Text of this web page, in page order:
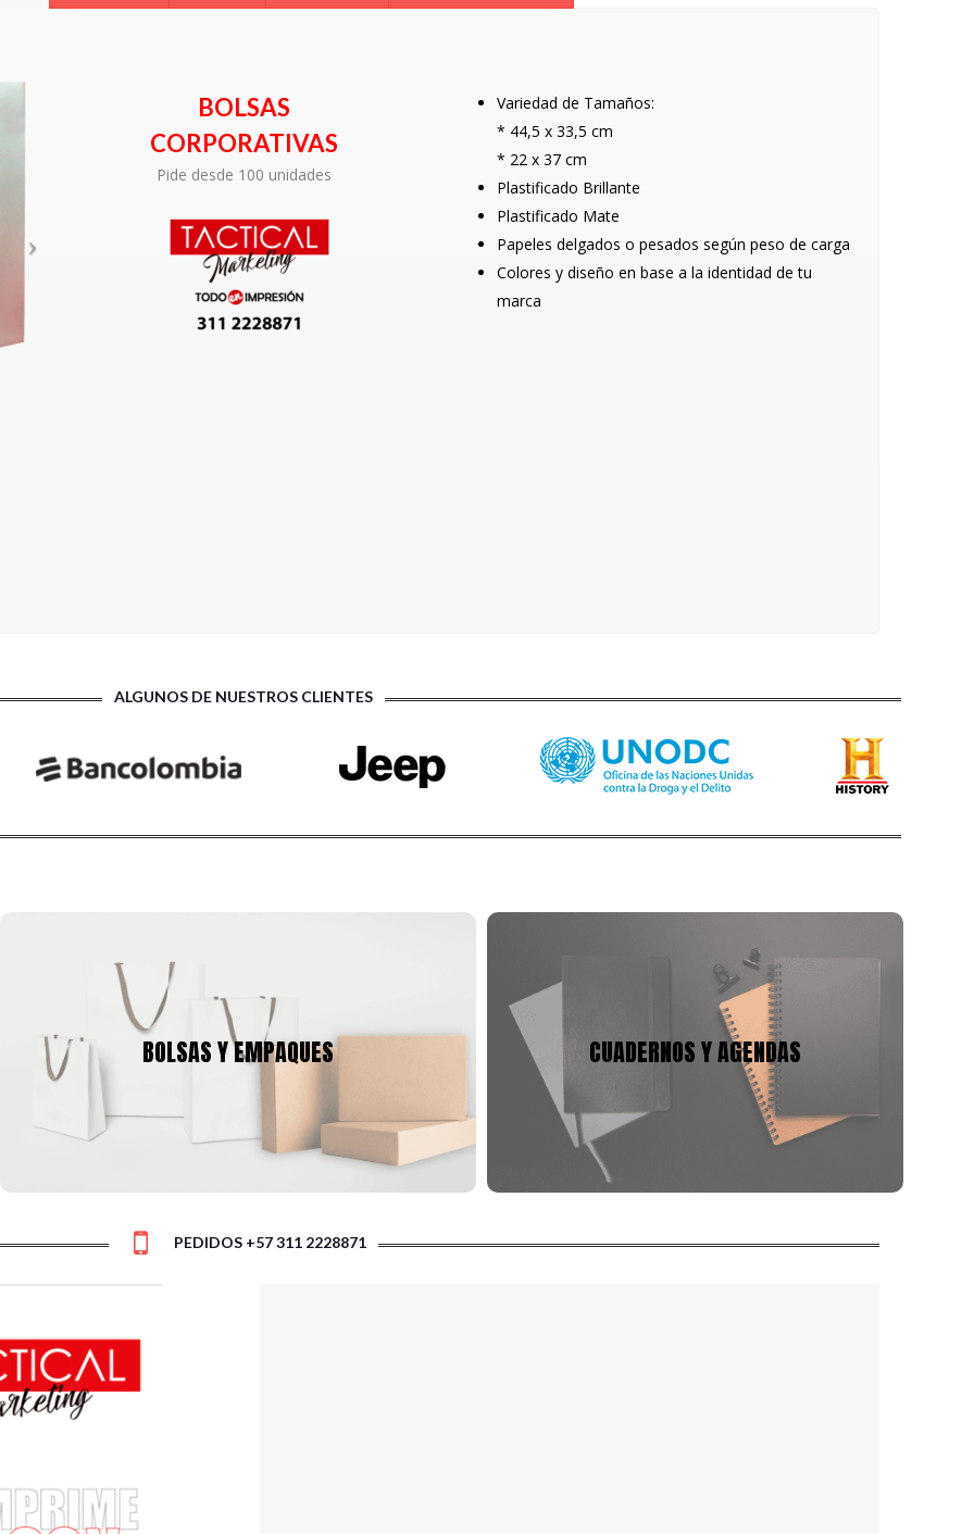
BOLSAS
CORPORATIVAS
Pide desde 100 unidades
Variedad de Tamaños:
* 44,5 x 33,5 cm
* 22 x 37 cm
Plastificado Brillante
Plastificado Mate
Papeles delgados o pesados según peso de carga
Colores y diseño en base a la identidad de tu
marca
ALGUNOS DE NUESTROS CLIENTES
BOLSAS Y EMPAQUES
BOLSAS Y EMPAQUES
Tenemos una amplia gama de empaques para tu producto,
cajas y bolsas en gran variedad de tamaños, calibres,
formas, que se pueden ajustar a la imagen corporativa de tu
CUADERNOS Y AGENDAS
CUADERNOS Y AGENDAS
Tenemos mas de 10 años en la fabricación de
cuadernos y agendas, podemos adecuarnos a tu
presupuesto y a la necesidad, con gran variedad de
tamaños, cantidad de hojas y materiales.
PEDIDOS +57 311 2228871